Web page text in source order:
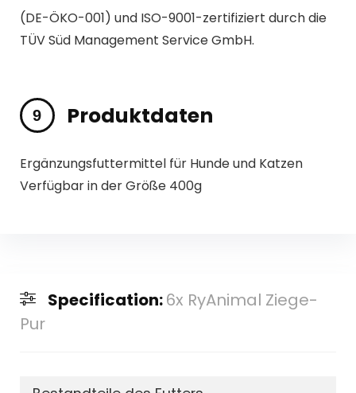
(DE-ÖKO-001) und ISO-9001-zertifiziert durch die
TÜV Süd Management Service GmbH.
Produktdaten
Ergänzungsfuttermittel für Hunde und Katzen
Verfügbar in der Größe 400g
Specification:6x RyAnimal Ziege-
Pur